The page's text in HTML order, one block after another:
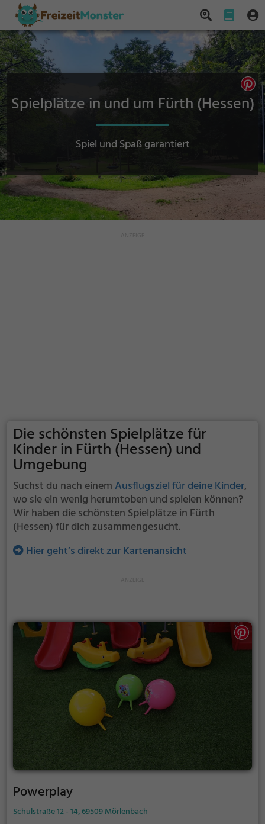
Spielplätze in und um Fürth (Hessen)
Spiel und Spaß garantiert
Die schönsten Spielplätze für
Kinder in Fürth (Hessen) und
Umgebung
Suchst du nach einem Ausflugsziel für deine Kinder,
wo sie ein wenig herumtoben und spielen können?
Wir haben die schönsten Spielplätze in Fürth
(Hessen) für dich zusammengesucht.
Hier geht’s direkt zur Kartenansicht
Powerplay
Schulstraße 12 - 14, 69509 Mörlenbach